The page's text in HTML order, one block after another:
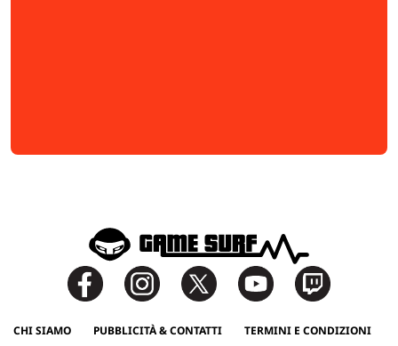
CHI SIAMO PUBBLICITÀ & CONTATTI TERMINI E CONDIZIONI